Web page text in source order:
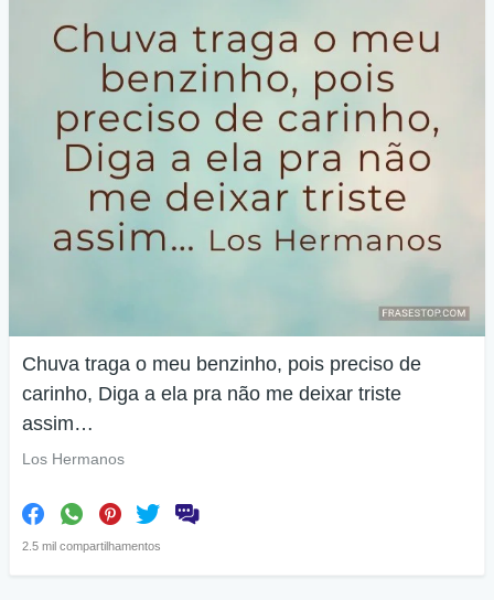
Chuva traga o meu benzinho, pois preciso de
carinho, Diga a ela pra não me deixar triste
assim…
Los Hermanos
2.5 mil compartilhamentos